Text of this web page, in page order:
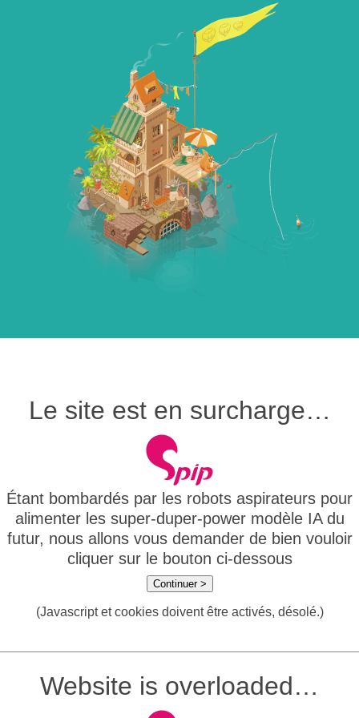
Le site est en surcharge…
Étant bombardés par les robots aspirateurs pour
alimenter les super-duper-power modèle IA du
futur, nous allons vous demander de bien vouloir
cliquer sur le bouton ci-dessous
Continuer >
(Javascript et cookies doivent être activés, désolé.)
Website is overloaded…